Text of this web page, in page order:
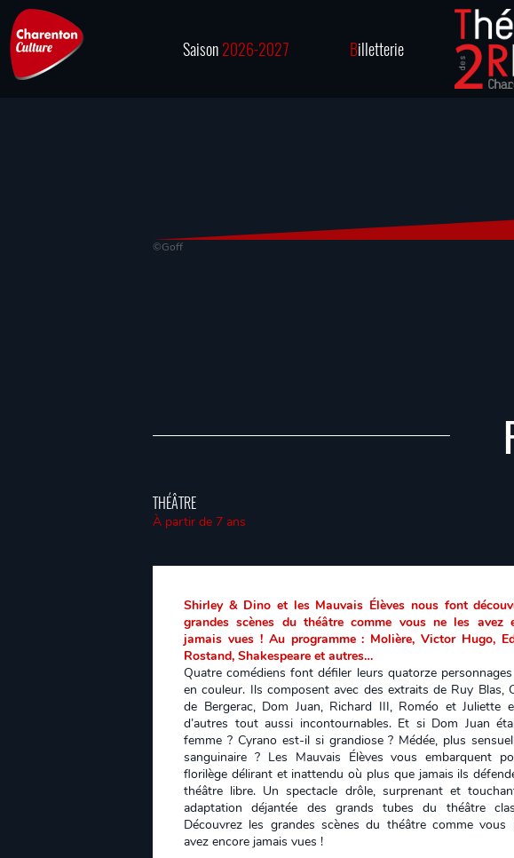
Saison2026-2027 Billetterie
©Goff
THÉÂTRE
À partir de 7 ans
Shirley & Dino et les Mauvais Élèves nous font
grandes scènes du théâtre comme vous ne les avez
jamais vues ! Au programme : Molière, Victor Hugo,
Rostand, Shakespeare et autres…
Quatre comédiens font défiler leurs quatorze
en couleur. Ils composent avec des extraits de Ruy Blas,
de Bergerac, Dom Juan, Richard III, Roméo et Juliette
d’autres tout aussi incontournables. Et si Dom Juan
femme ? Cyrano est-il si grandiose ? Médée, plus
sanguinaire ? Les Mauvais Élèves vous embarquent
florilège délirant et inattendu où plus que jamais ils
théâtre libre. Un spectacle drôle, surprenant et
adaptation déjantée des grands tubes du théâtre
Découvrez les grandes scènes du théâtre comme vous
avez encore jamais vues !